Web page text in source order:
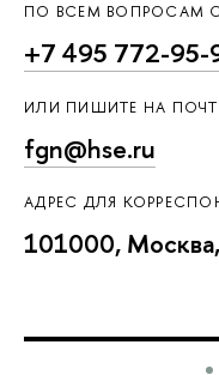
ПО ВСЕМ ВОПРОСАМ
+7 495 772-95-
ИЛИ ПИШИТЕ НА
fgn@hse.ru
АДРЕС ДЛЯ
101000,